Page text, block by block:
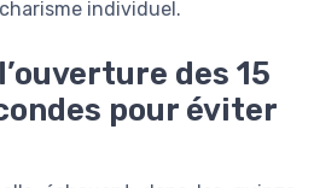
individuel.
des 15
pour éviter